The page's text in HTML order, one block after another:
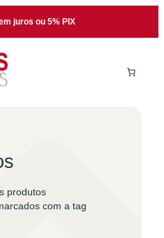
juros ou 5% PIX
produtos
com a tag